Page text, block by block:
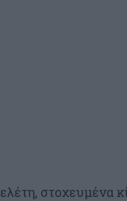
στοχευμένα